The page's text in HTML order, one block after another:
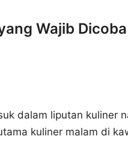
Wajib
dalam liputan kuliner
kuliner malam di